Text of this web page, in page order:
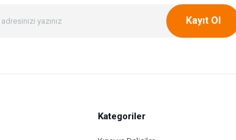
Gönder
Kayıt Ol
Kategoriler